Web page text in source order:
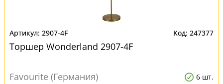
2907-4F 247377
Торшер Wonderland 2907-4F
Favourite (Германия) 6 шт.